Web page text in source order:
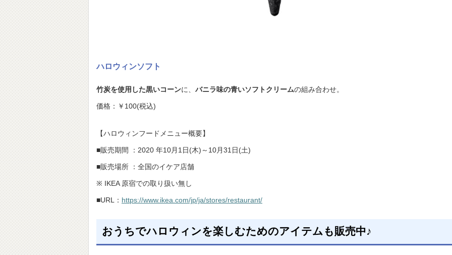
ハロウィンソフト
竹炭を使用した黒いコーンに、 バニラ味の青いソフトクリームの組み合わせ。
価格：￥100(税込)
【ハロウィンフードメニュー概要】
■販売期間 ：2020 年10月1日(木)～10月31日(土)
■販売場所 ：全国のイケア店舗
※ IKEA 原宿での取り扱い無し
■URL： https://www.ikea.com/jp/ja/stores/restaurant/
おうちでハロウィンを楽しむためのアイテムも販売中♪